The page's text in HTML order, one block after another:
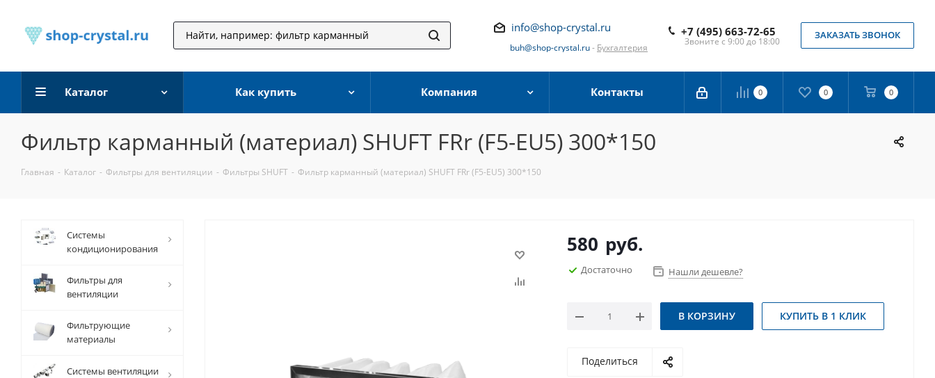
info@shop-crystal.ru
buh@shop-crystal.ru- Бухгалтерия
+7 (495) 663-72-65
Звоните с 9:00 до 18:00
ЗАКАЗАТЬ ЗВОНОК
0 0 0
Каталог Как купить Компания Контакты
Фильтр карманный (материал) SHUFT FRr (F5-EU5) 300*150
Главная - Каталог - Фильтры для вентиляции - Фильтры SHUFT - Фильтр карманный (материал) SHUFT FRr (F5-EU5) 300*150
580 руб.
Достаточно Нашли дешевле?
В КОРЗИНУ КУПИТЬ В 1 КЛИК
Поделиться
Системы
кондиционирования
Фильтры для
вентиляции
Фильтрующие
материалы
Системы вентиляции